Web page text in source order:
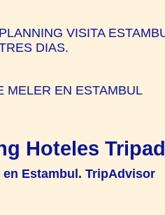
PLANNING VISITA
DIAS.
MELER EN ESTAMBUL
Hoteles
en Estambul. TripAdvisor